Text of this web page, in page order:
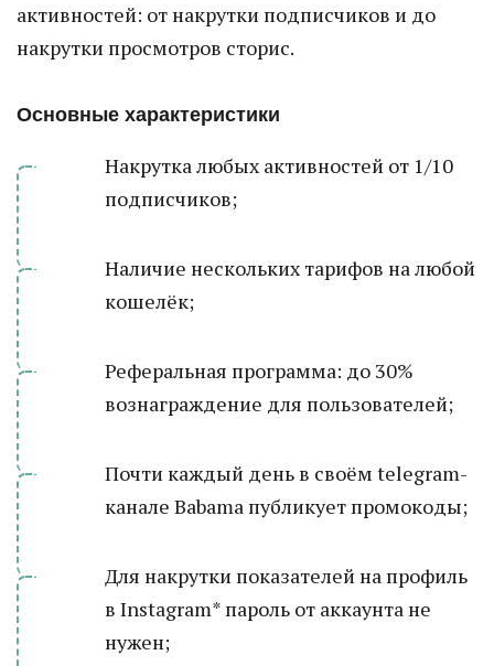
активностей: от накрутки подписчиков и до
накрутки просмотров сторис.
Основные характеристики
Накрутка любых активностей от 1/10
подписчиков;
Наличие нескольких тарифов на любой
кошелёк;
Реферальная программа: до 30%
вознаграждение для пользователей;
Почти каждый день в своём telegram-
канале Babama публикует промокоды;
Для накрутки показателей на профиль
в Instagram* пароль от аккаунта не
нужен;